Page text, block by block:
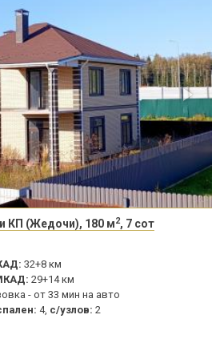
КП (Жедочи), 180 м2, 7 сот
32+8 км
29+14 км
- от 33 мин на авто
4, с/узлов: 2